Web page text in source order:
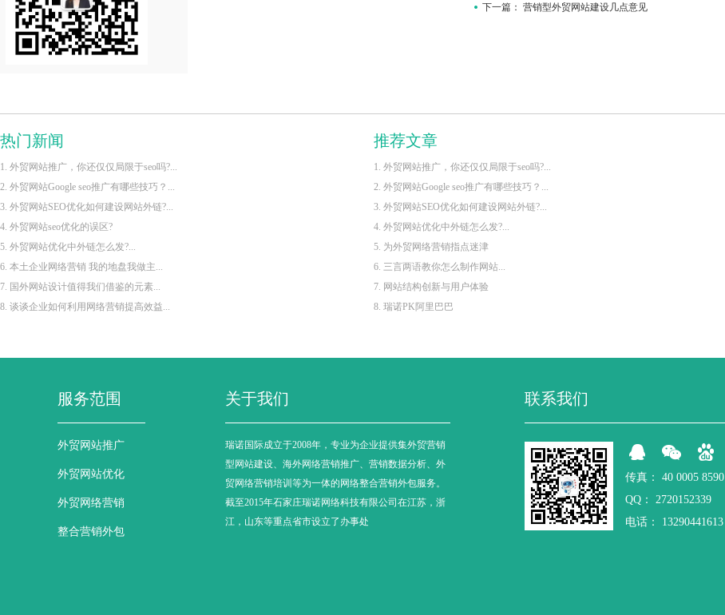
下一篇： 营销型外贸网站建设几点意见
热门新闻
1. 外贸网站推广，你还仅仅局限于seo吗?...
2. 外贸网站Google seo推广有哪些技巧？...
3. 外贸网站SEO优化如何建设网站外链?...
4. 外贸网站seo优化的误区?
5. 外贸网站优化中外链怎么发?...
6. 本土企业网络营销 我的地盘我做主...
7. 国外网站设计值得我们借鉴的元素...
8. 谈谈企业如何利用网络营销提高效益...
推荐文章
1. 外贸网站推广，你还仅仅局限于seo吗?...
2. 外贸网站Google seo推广有哪些技巧？...
3. 外贸网站SEO优化如何建设网站外链?...
4. 外贸网站优化中外链怎么发?...
5. 为外贸网络营销指点迷津
6. 三言两语教你怎么制作网站...
7. 网站结构创新与用户体验
8. 瑞诺PK阿里巴巴
服务范围
外贸网站推广
外贸网站优化
外贸网络营销
整合营销外包
关于我们
瑞诺国际成立于2008年，专业为企业提供集外贸营销
型网站建设、海外网络营销推广、营销数据分析、外
贸网络营销培训等为一体的网络整合营销外包服务。
截至2015年石家庄瑞诺网络科技有限公司在江苏，浙
江，山东等重点省市设立了办事处
联系我们
传真：
40 0005 8590
QQ：
2720152339
电话：
13290441613